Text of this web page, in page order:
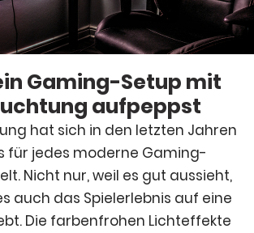
Gaming-Setup mit
aufpeppst
hat sich in den letzten Jahren
für jedes moderne Gaming-
Nicht nur, weil es gut aussieht,
auch das Spielerlebnis auf eine
Die farbenfrohen Lichteffekte